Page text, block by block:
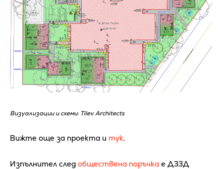
Визуализации и схеми: Tilev Architects
Вижте още за проекта и тук.
Изпълнител след обществена поръчка е ДЗЗД